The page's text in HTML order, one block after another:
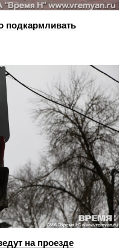
подкармливать
на проезде